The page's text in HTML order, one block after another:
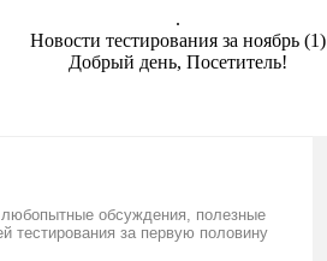
.
Новости тестирования за ноябрь (1)
Добрый день, Посетитель!
обсуждения, полезные
тестирования за первую половину